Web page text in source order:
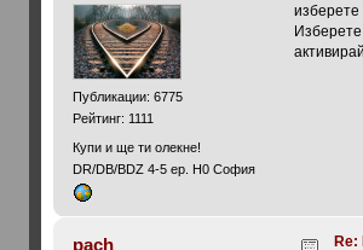
Публикации: 6775
Рейтинг: 1111
Купи и ще ти олекне!
DR/DB/BDZ 4-5 ep. H0 София
pach